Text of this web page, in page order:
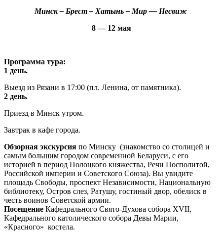
Минск – Брест – Хатынь – Мир — Несвиж
8 — 12 мая
Программа тура:
1 день.
Выезд из Рязани в 17:00 (пл. Ленина, от памятника).
2 день.
Приезд в Минск утром.
Завтрак в кафе города.
Обзорная экскурсия по Минску (знакомство со столицей и
самым большим городом современной Беларуси, с его
историей в период Полоцкого княжества, Речи Посполитой,
Российской империи и Советского Союза). Вы увидите
площадь Свободы, проспект Независимости, Национальную
библиотеку, Остров слез, Ратушу, гостиный двор, обелиск в
честь воинов Советской армии.
Посещение Кафедрального Свято-Духова собора XVII,
Кафедрального католического собора Девы Марии,
«Красного» костела.